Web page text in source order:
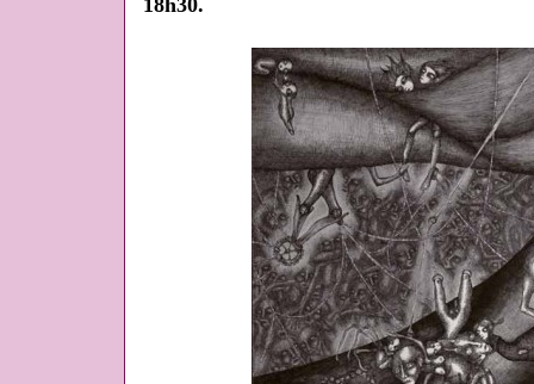
18h30.